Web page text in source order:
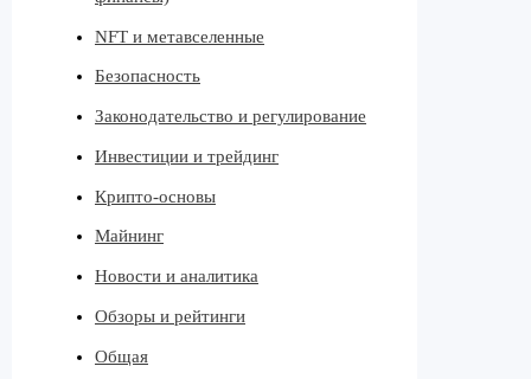
NFT и метавселенные
Безопасность
Законодательство и регулирование
Инвестиции и трейдинг
Крипто-основы
Майнинг
Новости и аналитика
Обзоры и рейтинги
Общая